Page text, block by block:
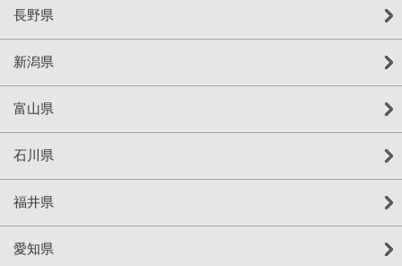
長野県
新潟県
富山県
石川県
福井県
愛知県